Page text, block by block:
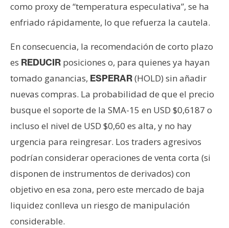
como proxy de “temperatura especulativa”, se ha
enfriado rápidamente, lo que refuerza la cautela.
En consecuencia, la recomendación de corto plazo
es REDUCIR posiciones o, para quienes ya hayan
tomado ganancias, ESPERAR(HOLD) sin añadir
nuevas compras. La probabilidad de que el precio
busque el soporte de la SMA-15 en USD $0,6187 o
incluso el nivel de USD $0,60 es alta, y no hay
urgencia para reingresar. Los traders agresivos
podrían considerar operaciones de venta corta (si
disponen de instrumentos de derivados) con
objetivo en esa zona, pero este mercado de baja
liquidez conlleva un riesgo de manipulación
considerable.